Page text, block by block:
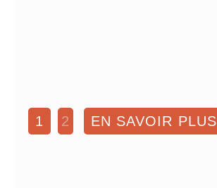
1 2 EN SAVOIR PLUS